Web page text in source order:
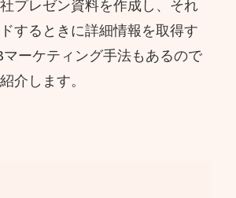
プレゼン資料を作成し、それ
するときに詳細情報を取得す
マーケティング手法もあるので
介します。